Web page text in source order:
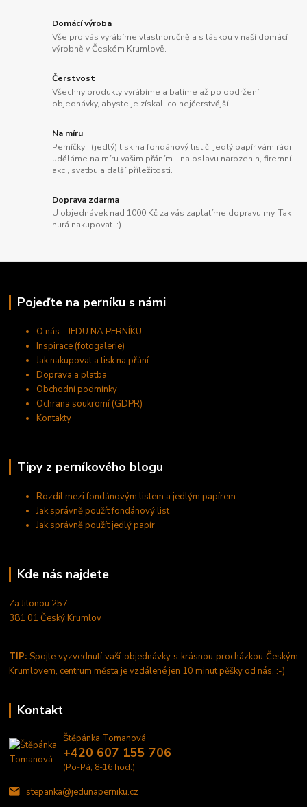
Domácí výroba
Vše pro vás vyrábíme vlastnoručně a s láskou v naší domácí
výrobně v Českém Krumlově.
Čerstvost
Všechny produkty vyrábíme a balíme až po obdržení
objednávky, abyste je získali co nejčerstvější.
Na míru
Perníčky i (jedlý) tisk na fondánový list či jedlý papír vám rádi
uděláme na míru vašim přáním - na oslavu narozenin, firemní
akci, svatbu a další příležitosti.
Doprava zdarma
U objednávek nad 1000 Kč za vás zaplatíme dopravu my. Tak
hurá nakupovat. :)
Pojeďte na perníku s námi
O nás - JEDU NA PERNÍKU
Inspirace (fotogalerie)
Jak nakupovat a tisk na přání
Doprava a platba
Obchodní podmínky
Ochrana soukromí (GDPR)
Kontakty
Tipy z perníkového blogu
Rozdíl mezi fondánovým listem a jedlým papírem
Jak správně použít fondánový list
Jak správně použít jedlý papír
Kde nás najdete
Za Jitonou 257
381 01 Český Krumlov
TIP: Spojte vyzvednutí vaší objednávky s krásnou procházkou Českým
Krumlovem, centrum města je vzdálené jen 10 minut pěšky od nás. :-)
Kontakt
Štěpánka Tomanová
+420 607 155 706
(Po-Pá, 8-16 hod.)
stepanka@jedunaperniku.cz